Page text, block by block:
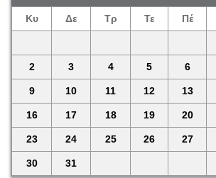
Κυ Δε Τρ Τε Πέ
2 3 4 5 6
9 10 11 12 13
16 17 18 19 20
23 24 25 26 27
30 31